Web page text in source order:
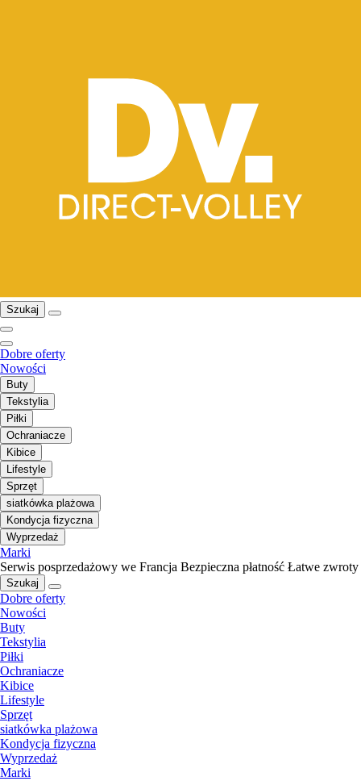
Szukaj
Dobre oferty
Nowości
Buty
Tekstylia
Piłki
Ochraniacze
Kibice
Lifestyle
Sprzęt
siatkówka plażowa
Kondycja fizyczna
Wyprzedaż
Marki
Serwis posprzedażowy we Francja Bezpieczna płatność Łatwe zwroty
Szukaj
Dobre oferty
Nowości
Buty
Tekstylia
Piłki
Ochraniacze
Kibice
Lifestyle
Sprzęt
siatkówka plażowa
Kondycja fizyczna
Wyprzedaż
Marki